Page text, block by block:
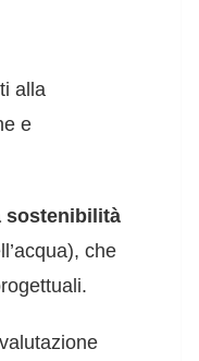
alla
e
sostenibilità
che